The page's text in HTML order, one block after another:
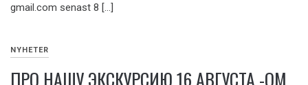
gmail.com senast 8 […]
NYHETER
ПРО НАШУ ЭКСКУРСИЮ 16 АВГУСТА -OM